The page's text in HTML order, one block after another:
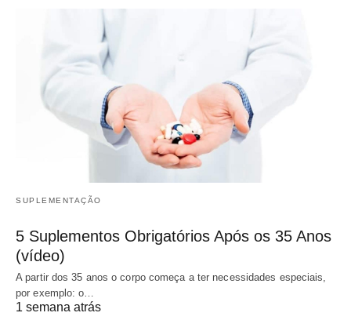
SUPLEMENTAÇÃO
5 Suplementos Obrigatórios Após os 35 Anos
(vídeo)
A partir dos 35 anos o corpo começa a ter necessidades especiais,
por exemplo: o…
1 semana atrás